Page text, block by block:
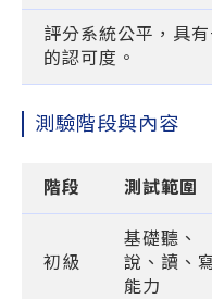
評分系統公平，具
的認可度。
測驗階段與內容
階段 測試範圍
初級
基礎聽、
說、讀、
能力